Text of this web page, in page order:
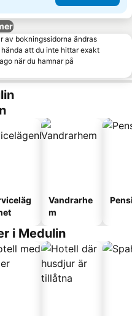
av bokningssidorna ändras
att du inte hittar exakt
när du hamnar på
Vandrarhe
m
i Medulin